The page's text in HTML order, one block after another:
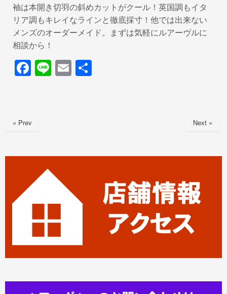
袖は本開き切羽の斜めカットがクール！英国調もイタ
リア調もキレイなラインと徹底採寸！他では出来ない
メンズのオーダーメイド。まずは気軽にルアーヴルに
相談から！
F
a
e
k
Li
n
E
m
« Prev Next »